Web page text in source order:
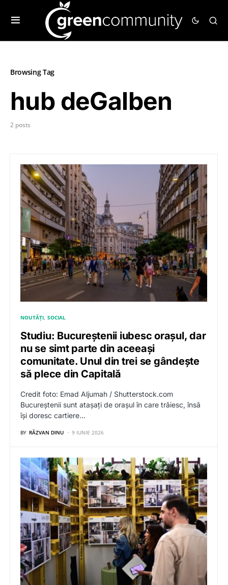
Browsing Tag
hub deGalben
2 posts
NOUTĂȚI SOCIAL
Studiu: Bucureștenii iubesc orașul, dar
nu se simt parte din aceeași
comunitate. Unul din trei se gândește
să plece din Capitală
Credit foto: Emad Aljumah / Shutterstock.com
Bucureștenii sunt atașați de orașul în care trăiesc, însă
își doresc cartiere…
BY RĂZVAN DINU 9 IUNIE 2026